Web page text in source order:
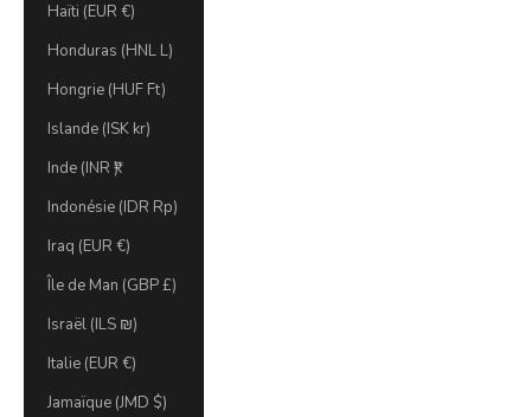
Haïti (EUR €)
Honduras (HNL L)
Hongrie (HUF Ft)
Islande (ISK kr)
Inde (INR ₹)
Indonésie (IDR Rp)
Iraq (EUR €)
Île de Man (GBP £)
Israël (ILS ₪)
Italie (EUR €)
Jamaïque (JMD $)